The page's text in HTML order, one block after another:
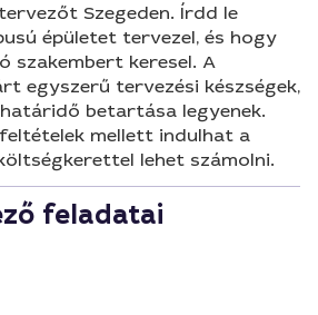
Szegeden. Írdd le
épületet tervezel, és hogy
szakembert keresel. A
egyszerű tervezési készségek,
betartása legyenek.
mellett indulhat a
lehet számolni.
feladatai